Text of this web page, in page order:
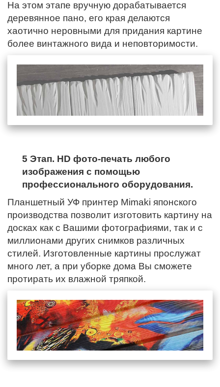
На этом этапе вручную дорабатывается
деревянное пано, его края делаются
хаотично неровными для придания картине
более винтажного вида и неповторимости.
5 Этап. HD фото-печать любого
изображения с помощью
профессионального оборудования.
Планшетный УФ принтер Mimaki японского
производства позволит изготовить картину на
досках как с Вашими фотографиями, так и с
миллионами других снимков различных
стилей. Изготовленные картины прослужат
много лет, а при уборке дома Вы сможете
протирать их влажной тряпкой.